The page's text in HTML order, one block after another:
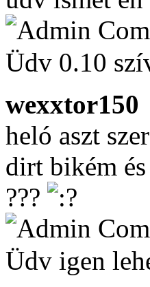
Üdv 0.10
wexxtor150
heló aszt
dirt bikém
???
Üdv igen